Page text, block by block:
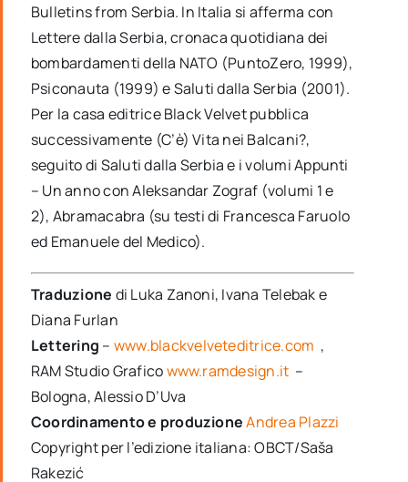
Bulletins from Serbia. In Italia si afferma con
Lettere dalla Serbia, cronaca quotidiana dei
bombardamenti della NATO (PuntoZero, 1999),
Psiconauta (1999) e Saluti dalla Serbia (2001).
Per la casa editrice Black Velvet pubblica
successivamente (C’è) Vita nei Balcani?,
seguito di Saluti dalla Serbia e i volumi Appunti
– Un anno con Aleksandar Zograf (volumi 1 e
2), Abramacabra (su testi di Francesca Faruolo
ed Emanuele del Medico).
Traduzione di Luka Zanoni, Ivana Telebak e
Diana Furlan
Lettering – www.blackvelveteditrice.com ,
RAM Studio Graficowww.ramdesign.it –
Bologna, Alessio D’Uva
Coordinamento e produzione Andrea Plazzi
Copyright per l’edizione italiana: OBCT/Saša
Rakezić